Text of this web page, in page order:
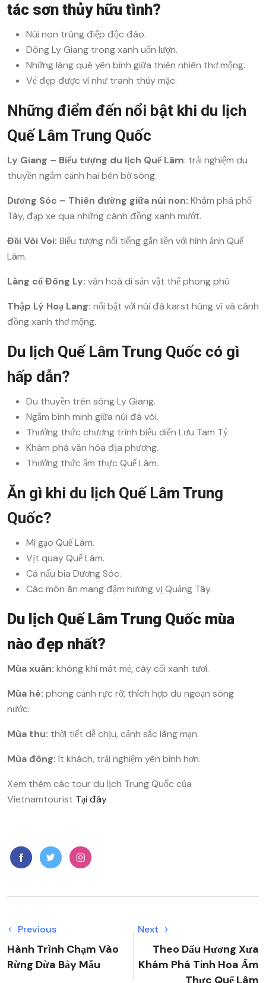
tác sơn thủy hữu tình?
Núi non trùng điệp độc đáo.
Dòng Ly Giang trong xanh uốn lượn.
Những làng quê yên bình giữa thiên nhiên thơ mộng.
Vẻ đẹp được ví như tranh thủy mặc.
Những điểm đến nổi bật khi du lịch
Quế Lâm Trung Quốc
Ly Giang – Biểu tượng du lịch Quế Lâm: trải nghiệm du
thuyền ngắm cảnh hai bên bờ sông.
Dương Sóc – Thiên đường giữa núi non: Khám phá phố
Tây, đạp xe qua những cánh đồng xanh mướt.
Đồi Vòi Voi: Biểu tượng nổi tiếng gắn liền với hình ảnh Quế
Lâm.
Làng cổ Đông Ly: văn hoá di sản vật thể phong phú
Thập Lý Hoạ Lang: nổi bật với núi đá karst hùng vĩ và cánh
đồng xanh thơ mộng.
Du lịch Quế Lâm Trung Quốc có gì
hấp dẫn?
Du thuyền trên sông Ly Giang.
Ngắm bình minh giữa núi đá vôi.
Thưởng thức chương trình biểu diễn Lưu Tam Tỷ.
Khám phá văn hóa địa phương.
Thưởng thức ẩm thực Quế Lâm.
Ăn gì khi du lịch Quế Lâm Trung
Quốc?
Mì gạo Quế Lâm.
Vịt quay Quế Lâm.
Cá nấu bia Dương Sóc.
Các món ăn mang đậm hương vị Quảng Tây.
Du lịch Quế Lâm Trung Quốc mùa
nào đẹp nhất?
Mùa xuân: không khí mát mẻ, cây cối xanh tươi.
Mùa hè: phong cảnh rực rỡ, thích hợp du ngoạn sông
nước.
Mùa thu: thời tiết dễ chịu, cảnh sắc lãng mạn.
Mùa đông:ít khách, trải nghiệm yên bình hơn.
Xem thêm các tour du lịch Trung Quốc của
Vietnamtourist Tại đây
Previous
Hành Trình Chạm Vào
Rừng Dừa Bảy Mẫu
Next
Theo Dấu Hương Xưa
Khám Phá Tinh Hoa Ẩm
Thực Quế Lâm